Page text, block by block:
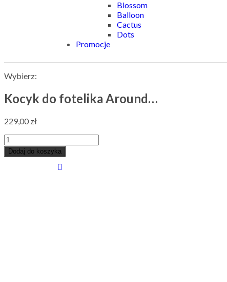
Blossom
Balloon
Cactus
Dots
Promocje
Wybierz:
Kocyk do fotelika Around…
229,00 zł
Dodaj do koszyka